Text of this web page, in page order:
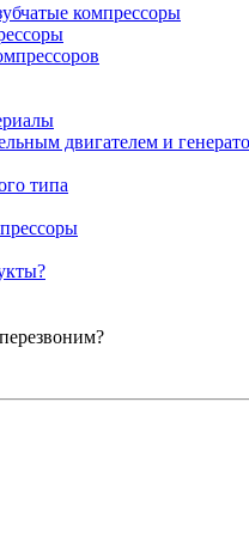
компрессоры
двигателем и
типа